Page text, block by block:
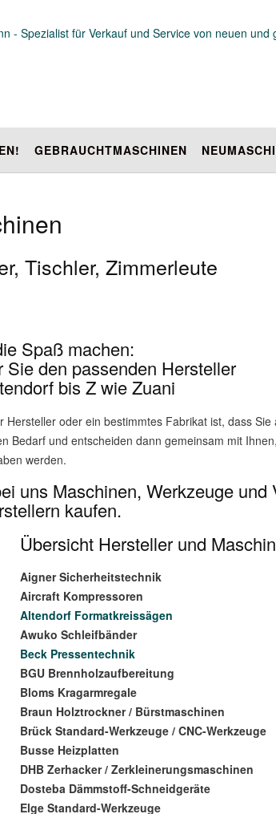
GEBRAUCHTMASCHINEN
Tischler, Zimmerleute
Spaß machen:
Sie den passenden Hersteller
bis Z wie Zuani
Hersteller oder ein bestimmtes Fabrikat ist, dass
Bedarf und entscheiden dann gemeinsam mit
werden.
uns Maschinen, Werkzeuge
kaufen.
Übersicht Hersteller und
Aigner Sicherheitstechnik
Aircraft Kompressoren
Altendorf Formatkreissägen
Awuko Schleifbänder
Beck Pressentechnik
BGU Brennholzaufbereitung
Bloms Kragarmregale
Braun Holztrockner / Bürstmaschinen
Brück Standard-Werkzeuge / CNC-Werkzeuge
Busse Heizplatten
DHB Zerhacker / Zerkleinerungsmaschinen
Dosteba Dämmstoff-Schneidgeräte
Elge Standard-Werkzeuge